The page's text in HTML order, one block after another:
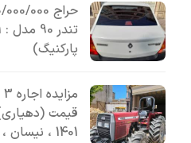
پارکنیگ)
1401 ، نیسان ، بیل زنجیری